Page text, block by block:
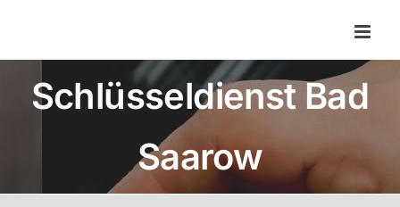
Schlüsseldienst Bad
Saarow